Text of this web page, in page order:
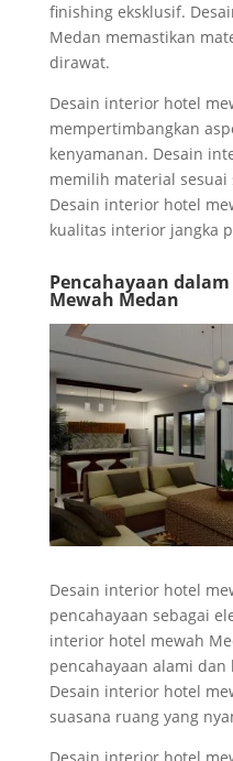
finishing eksklusif.
Medan memastikan
dirawat.
Desain interior hotel
mempertimbangkan
kenyamanan. Desain
memilih material
Desain interior hotel
kualitas interior jangka
Pencahayaan
Mewah Medan
Desain interior hotel
pencahayaan sebagai
interior hotel mewah
pencahayaan alami
Desain interior hotel
suasana ruang yang